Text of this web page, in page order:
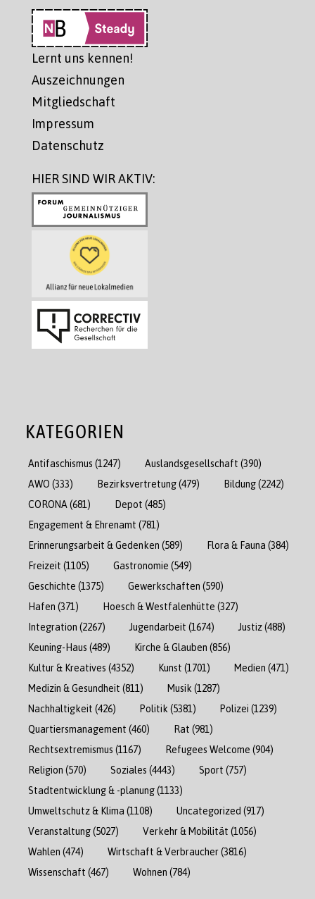
Lernt uns kennen!
Auszeichnungen
Mitgliedschaft
Impressum
Datenschutz
HIER SIND WIR AKTIV:
KATEGORIEN
Antifaschismus (1247) Auslandsgesellschaft (390)
AWO (333) Bezirksvertretung(479) Bildung(2242)
CORONA (681) Depot (485)
Engagement & Ehrenamt (781)
Erinnerungsarbeit & Gedenken (589) Flora & Fauna (384)
Freizeit (1105) Gastronomie (549)
Geschichte (1375) Gewerkschaften (590)
Hafen (371) Hoesch & Westfalenhütte (327)
Integration (2267) Jugendarbeit (1674) Justiz(488)
Keuning-Haus (489) Kirche & Glauben (856)
Kultur & Kreatives (4352) Kunst (1701) Medien (471)
Medizin & Gesundheit (811) Musik (1287)
Nachhaltigkeit (426) Politik (5381) Polizei (1239)
Quartiersmanagement (460) Rat (981)
Rechtsextremismus (1167) Refugees Welcome (904)
Religion (570) Soziales (4443) Sport (757)
Stadtentwicklung & -planung(1133)
Umweltschutz & Klima (1108) Uncategorized (917)
Veranstaltung(5027) Verkehr & Mobilität (1056)
Wahlen (474) Wirtschaft & Verbraucher(3816)
Wissenschaft (467) Wohnen (784)